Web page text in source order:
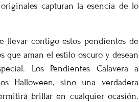
capturan la esencia de lo
llevar contigo estos pendientes de
que aman el estilo oscuro y desean
Los Pendientes Calavera a
Halloween, sino una verdadera
brillar en cualquier ocasión.